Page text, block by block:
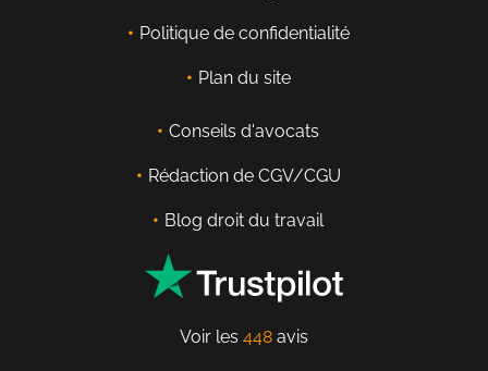
Politique de confidentialité
Plan du site
Conseils d'avocats
Rédaction de CGV/CGU
Blog droit du travail
Voir les 448 avis